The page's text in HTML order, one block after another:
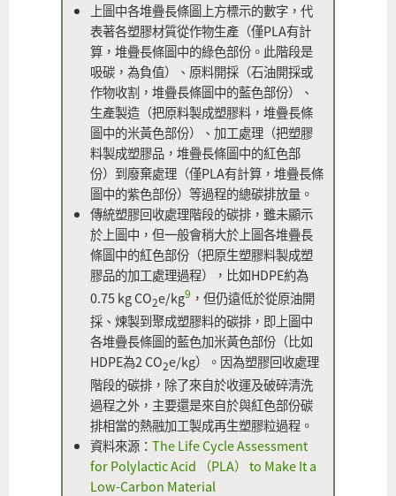
上圖中各堆疊長條圖上方標示的數字，代
表著各塑膠材質從作物生產（僅PLA有計
算，堆疊長條圖中的綠色部份。此階段是
吸碳，為負值）、原料開採（石油開採或
作物收割，堆疊長條圖中的藍色部份）、
生產製造（把原料製成塑膠料，堆疊長條
圖中的米黃色部份）、加工處理（把塑膠
料製成塑膠品，堆疊長條圖中的紅色部
份）到廢棄處理（僅PLA有計算，堆疊長條
圖中的紫色部份）等過程的總碳排放量。
傳統塑膠回收處理階段的碳排，雖未顯示
於上圖中，但一般會稍大於上圖各堆疊長
條圖中的紅色部份（把原生塑膠料製成塑
膠品的加工處理過程），比如HDPE約為
0.75 kg CO2e/kg9 ，但仍遠低於從原油開
採、煉製到聚成塑膠料的碳排，即上圖中
各堆疊長條圖的藍色加米黃色部份（比如
HDPE為2 CO2e/kg）。因為塑膠回收處理
階段的碳排，除了來自於收運及破碎清洗
過程之外，主要還是來自於與紅色部份碳
排相當的熱融加工製成再生塑膠粒過程。
資料來源：The Life Cycle Assessment
for Polylactic Acid （PLA） to Make It a
Low-Carbon Material